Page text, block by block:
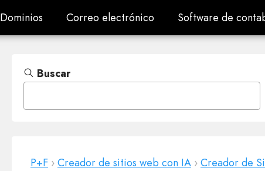
Dominios
Dominios Correo electrónico
Correo electrónico Software de
Software de
Buscar
P+F ›Creador de sitios web con IA ›Creador de